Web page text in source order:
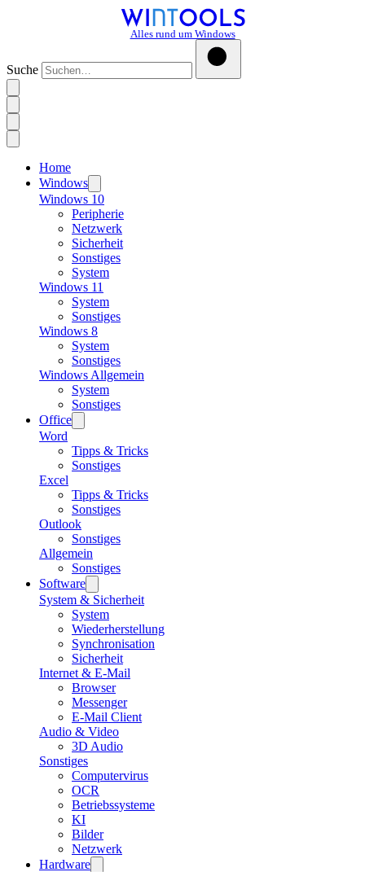
Alles rund um Windows
Suche
Home
Windows
Windows 10
Peripherie
Netzwerk
Sicherheit
Sonstiges
System
Windows 11
System
Sonstiges
Windows 8
System
Sonstiges
Windows Allgemein
System
Sonstiges
Office
Word
Tipps & Tricks
Sonstiges
Excel
Tipps & Tricks
Sonstiges
Outlook
Sonstiges
Allgemein
Sonstiges
Software
System & Sicherheit
System
Wiederherstellung
Synchronisation
Sicherheit
Internet & E-Mail
Browser
Messenger
E-Mail Client
Audio & Video
3D Audio
Sonstiges
Computervirus
OCR
Betriebssysteme
KI
Bilder
Netzwerk
Hardware